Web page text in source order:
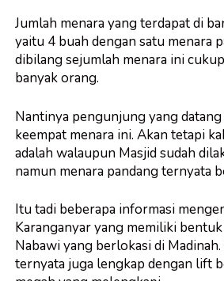
Jumlah menara yang terdapat di
yaitu 4 buah dengan satu menara
dibilang sejumlah menara ini
banyak orang.
Nantinya pengunjung yang
keempat menara ini. Akan tetapi
adalah walaupun Masjid sudah
namun menara pandang ternyata
Itu tadi beberapa informasi
Karanganyar yang memiliki
Nabawi yang berlokasi di
ternyata juga lengkap dengan lift